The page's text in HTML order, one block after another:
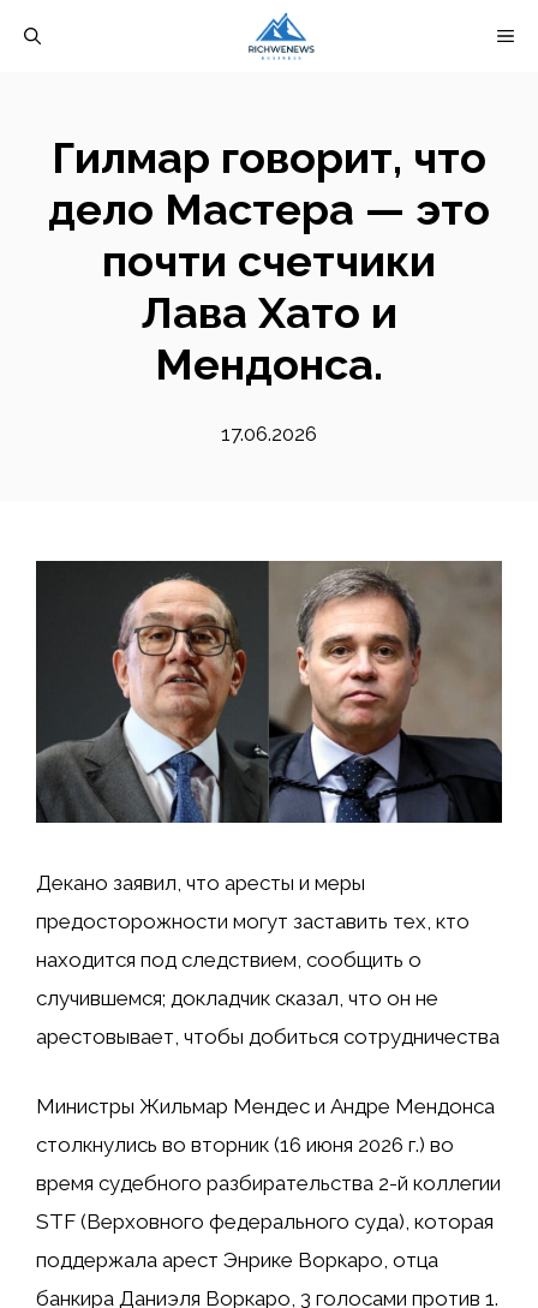
Гилмар говорит, что
дело Мастера — это
почти счетчики
Лава Хато и
Мендонса.
17.06.2026
Декано заявил, что аресты и меры
предосторожности могут заставить тех, кто
находится под следствием, сообщить о
случившемся; докладчик сказал, что он не
арестовывает, чтобы добиться сотрудничества
Министры Жильмар Мендес и Андре Мендонса
столкнулись во вторник (16 июня 2026 г.) во
время судебного разбирательства 2-й коллегии
STF (Верховного федерального суда), которая
поддержала арест Энрике Воркаро, отца
банкира Даниэля Воркаро, 3 голосами против 1.